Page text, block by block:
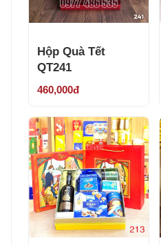
Hộp Quà Tết
QT241
460,000đ